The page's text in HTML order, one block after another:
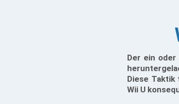
Der ein oder
Diese
Wii U